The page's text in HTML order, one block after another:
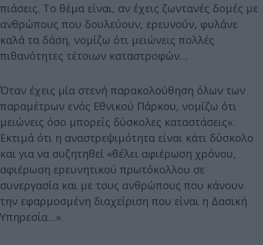
πιάσεις. Το θέμα είναι, αν έχεις ζωντανές δομές με
ανθρώπους που δουλεύουν, ερευνούν, φυλάνε
καλά τα δάση, νομίζω ότι μειώνεις πολλές
πιθανότητες τέτοιων καταστροφών…
Όταν έχεις μία στενή παρακολούθηση όλων των
παραμέτρων ενός Εθνικού Πάρκου, νομίζω ότι
μειώνεις όσο μπορείς δύσκολες καταστάσεις».
Εκτιμά ότι η αναστρεψιμότητα είναι κάτι δύσκολο
και για να συζητηθεί «θέλει αφιέρωση χρόνου,
αφιέρωση ερευνητικού πρωτόκολλου σε
συνεργασία και με τους ανθρώπους που κάνουν
την εφαρμοσμένη διαχείριση που είναι η Δασική
Υπηρεσία…».